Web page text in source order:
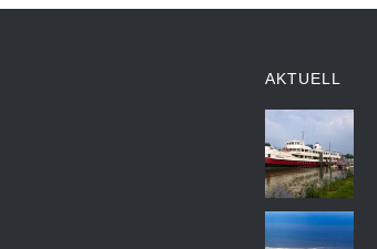
AKTUELL